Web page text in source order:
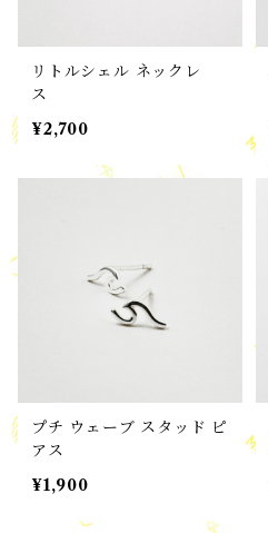
リトルシェル ネックレ
ス
¥2,700
プチ ウェーブ スタッド ピ
アス
¥1,900